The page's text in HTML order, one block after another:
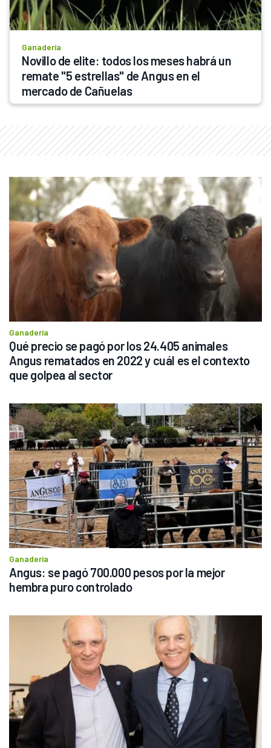
Ganadería
Novillo de elite: todos los meses habrá un
remate "5 estrellas" de Angus en el
mercado de Cañuelas
Ganadería
Qué precio se pagó por los 24.405 animales
Angus rematados en 2022 y cuál es el contexto
que golpea al sector
Ganadería
Angus: se pagó 700.000 pesos por la mejor
hembra puro controlado